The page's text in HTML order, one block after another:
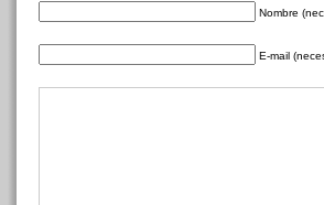
Nombre
E-mail